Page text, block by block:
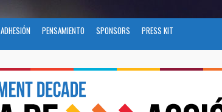
ADHESIÓN PENSAMIENTO SPONSORS PRESS KIT